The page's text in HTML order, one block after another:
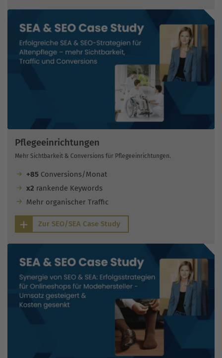
Pflegeeinrichtungen
Mehr Sichtbarkeit & Conversions für Pflegeeinrichtungen.
+85Conversions/Monat
x2 rankende Keywords
Mehr organischer Traffic
Zur SEO/SEA Case Study